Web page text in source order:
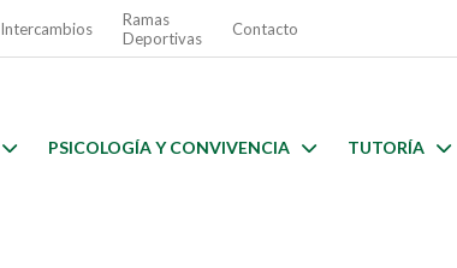
Intercambios
Ramas
Deportivas
Contacto
PSICOLOGÍA Y CONVIVENCIA TUTORÍA